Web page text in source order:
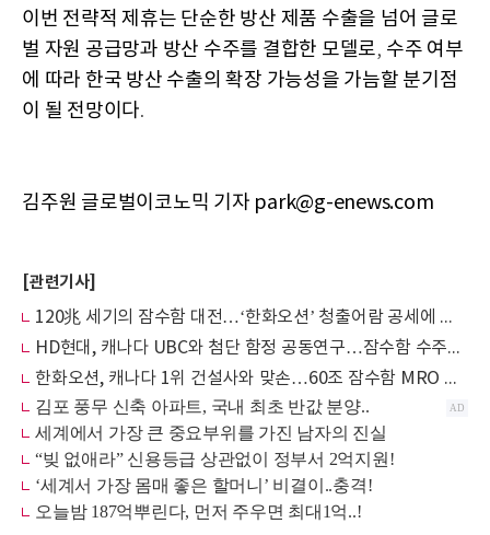
이번 전략적 제휴는 단순한 방산 제품 수출을 넘어 글로
벌 자원 공급망과 방산 수주를 결합한 모델로, 수주 여부
에 따라 한국 방산 수출의 확장 가능성을 가늠할 분기점
이 될 전망이다.
김주원 글로벌이코노믹 기자 park@g-enews.com
[관련기사]
120兆 세기의 잠수함 대전…‘한화오션’ 청출어람 공세에 獨 ‘TKMS’ 안마당서 고전
HD현대, 캐나다 UBC와 첨단 함정 공동연구…잠수함 수주전 지원
한화오션, 캐나다 1위 건설사와 맞손…60조 잠수함 MRO 인프라 선점 나선다